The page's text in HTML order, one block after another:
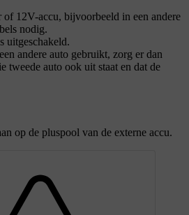
of 12V-accu, bijvoorbeeld in een andere
nodig.
uitgeschakeld.
andere auto gebruikt, zorg er dan
tweede auto ook uit staat en dat de
op de pluspool van de externe accu.